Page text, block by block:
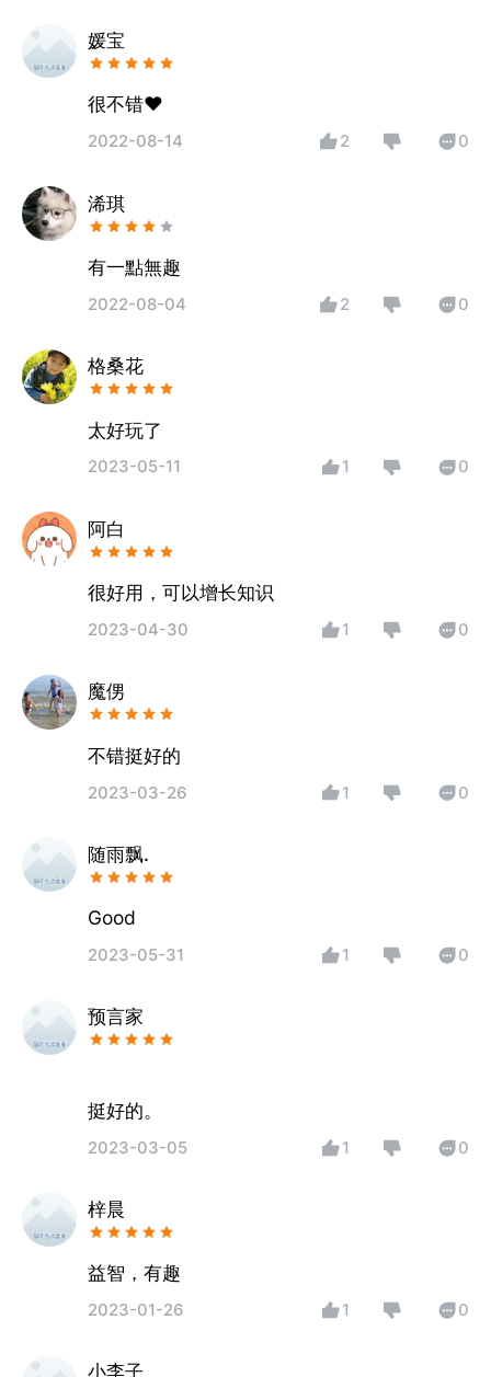
媛宝
很不错❤️
2022-08-14 2 0
浠琪
有一點無趣
2022-08-04 2 0
格桑花
太好玩了
2023-05-11 1 0
阿白
很好用，可以增长知识
2023-04-30 1 0
魔侽
不错挺好的
2023-03-26 1 0
随雨飘.
Good
2023-05-31 1 0
预言家
挺好的。
2023-03-05 1 0
梓晨
益智，有趣
2023-01-26 1 0
小李子